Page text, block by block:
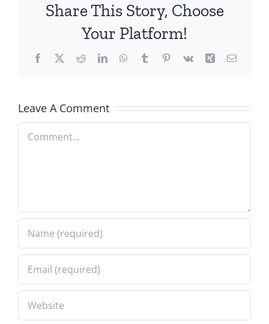
Share This Story, Choose
Your Platform!
Facebook
X RedditLinkedInWhatsApp
TumblrPinterest
Vk Xing Email
Leave A Comment
Comment